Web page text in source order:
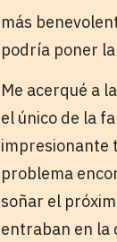
más
podría poner
Me acerqué a
el único de la
impresionante
problema
soñar el
entraban en la